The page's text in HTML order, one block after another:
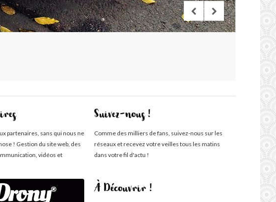
partenaires, sans qui nous ne
! Gestion du site web, des
vidéos et
Suivez-nous !
Comme des milliers de fans, suivez-nous sur les
réseaux et recevez votre veilles tous les matins
dans votre fil d'actu !
À Découvrir !